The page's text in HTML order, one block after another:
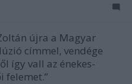
újra a Magyar
címmel, vendége
így vall az énekes-
felemet.”